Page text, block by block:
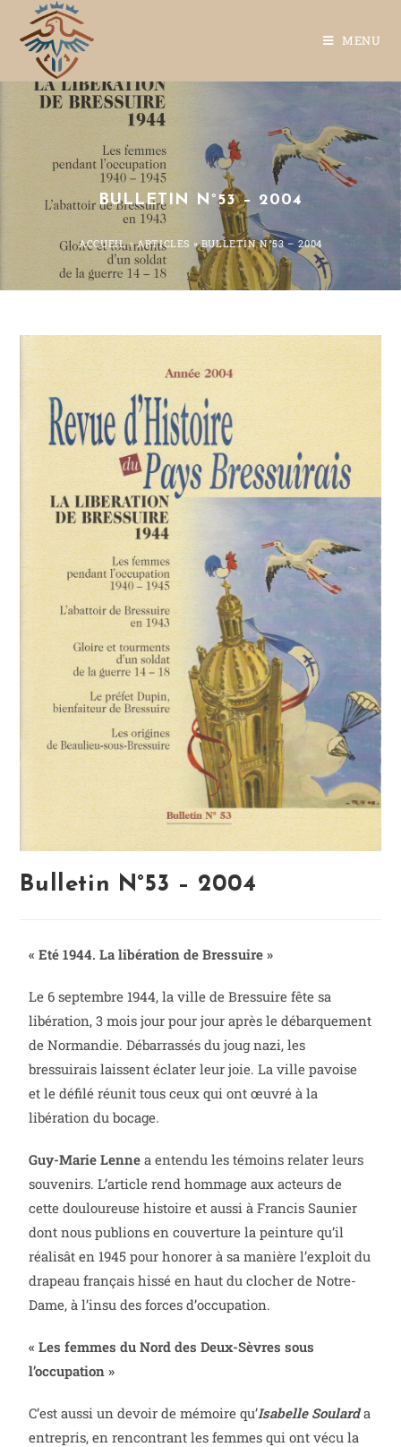
MENU
BULLETIN N°53 – 2004
ACCUEIL»ARTICLES »BULLETIN N°53 – 2004
Bulletin N°53 – 2004
« Eté 1944. La libération de Bressuire »
Le 6 septembre 1944, la ville de Bressuire fête sa
libération, 3 mois jour pour jour après le débarquement
de Normandie. Débarrassés du joug nazi, les
bressuirais laissent éclater leur joie. La ville pavoise
et le défilé réunit tous ceux qui ont œuvré à la
libération du bocage.
Guy-Marie Lenne a entendu les témoins relater leurs
souvenirs. L’article rend hommage aux acteurs de
cette douloureuse histoire et aussi à Francis Saunier
dont nous publions en couverture la peinture qu’il
réalisât en 1945 pour honorer à sa manière l’exploit du
drapeau français hissé en haut du clocher de Notre-
Dame, à l’insu des forces d’occupation.
« Les femmes du Nord des Deux-Sèvres sous
l’occupation »
C’est aussi un devoir de mémoire qu’Isabelle Soularda
entrepris, en rencontrant les femmes qui ont vécu la